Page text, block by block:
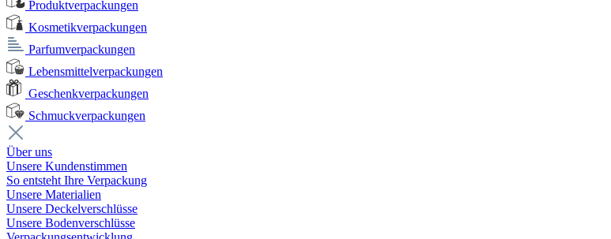
Produktverpackungen
Kosmetikverpackungen
Parfumverpackungen
Lebensmittelverpackungen
Geschenkverpackungen
Schmuckverpackungen
Über uns
Unsere Kundenstimmen
So entsteht Ihre Verpackung
Unsere Materialien
Unsere Deckelverschlüsse
Unsere Bodenverschlüsse